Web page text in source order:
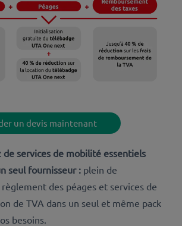
un devis maintenant
de services de mobilité essentiels
seul fournisseur : plein de
des péages et services de
de TVA dans un seul et même pack
besoins.